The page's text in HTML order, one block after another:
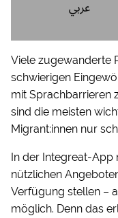
Viele zugewanderte
schwierigen
mit Sprachbarrieren
sind die meisten
Migrant:innen nur
In der Integreat-
nützlichen
Verfügung stellen –
möglich. Denn das